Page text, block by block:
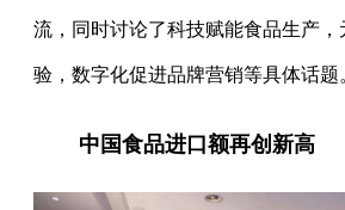
流，同时讨论了科技赋能食品生产
验，数字化促进品牌营销等具体话题
中国食品进口额再创新高